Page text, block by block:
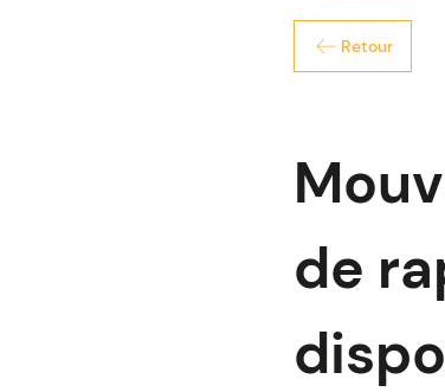
Retour
de